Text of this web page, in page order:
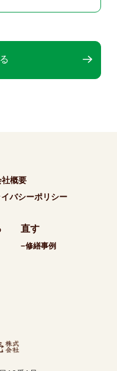
社概要
バシーポリシー
直す
−修繕事例